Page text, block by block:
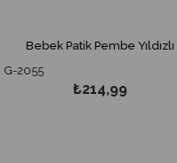
Bebek Patik Pembe Yıldızlı
₺214,99